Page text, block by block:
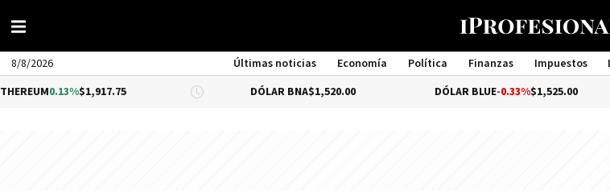
8/8/2026 Últimas noticias Economía Política Finanzas Impuestos
Management
0.13%$1,917.75 DÓLAR BNA$1,520.00 DÓLAR BLUE-0.33%$1,525.00